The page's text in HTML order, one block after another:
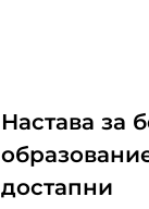
Настава за
достапни